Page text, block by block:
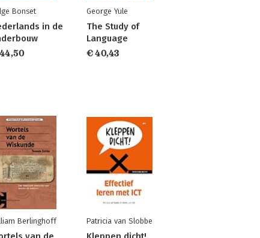
Bonset
in de
George Yule
The Study of
Language
€ 40,43
Berlinghoff Patricia van Slobbe